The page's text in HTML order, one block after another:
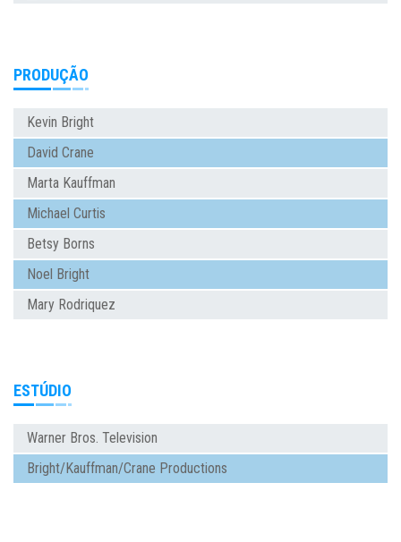
PRODUÇÃO
Kevin Bright
David Crane
Marta Kauffman
Michael Curtis
Betsy Borns
Noel Bright
Mary Rodriquez
ESTÚDIO
Warner Bros. Television
Bright/Kauffman/Crane Productions